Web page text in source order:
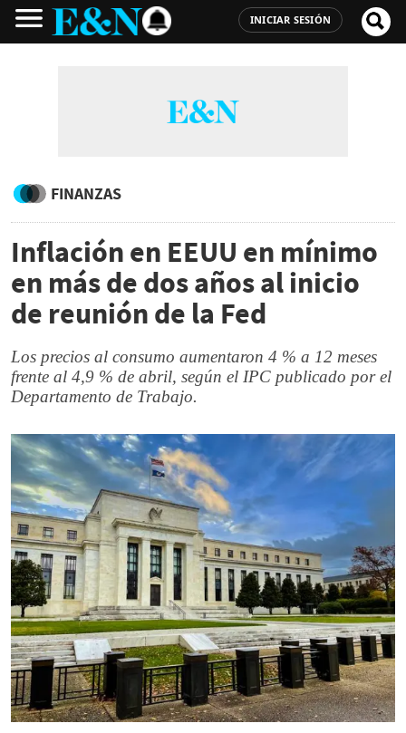
INICIAR SESIÓN
FINANZAS
Inflación en EEUU en mínimo
en más de dos años al inicio
de reunión de la Fed
Los precios al consumo aumentaron 4 % a 12 meses
frente al 4,9 % de abril, según el IPC publicado por el
Departamento de Trabajo.